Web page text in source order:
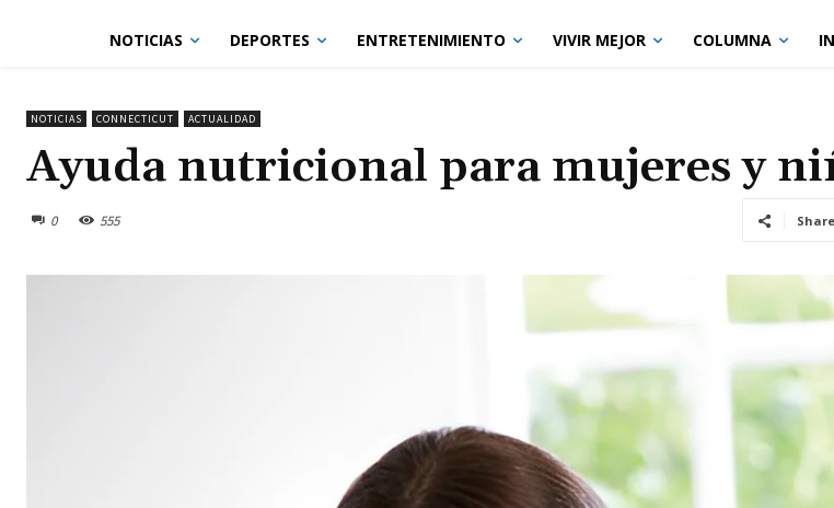
NOTICIAS DEPORTES ENTRETENIMIENTO VIVIR MEJOR COLUMNA
NOTICIAS CONNECTICUT ACTUALIDAD
Ayuda nutricional para mujeres y
0 555 Share